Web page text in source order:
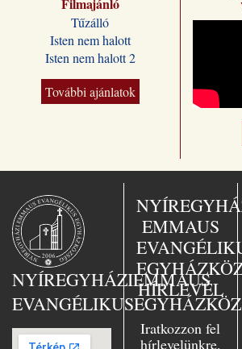
stílusukat.
Kívánjuk, hogy
Wilhelm Busch
előadássorozata
ilyen módon is
sokakat segítsen a
Jézus Krisztus
magyar kiadó
„Jézus a mi
sorsunk” – ezt
választotta Busch
lelkész az 1958-
ban Essenben
tartott nagy
evangélizáció fő
témájául. Nagy
örömmel szolgált
Essenben, mint
ifjúsági lelkész,
Tűzálló
Isten nem halott
Isten nem halott 2
További ajánlatok
NYÍREGYHÁZIEMMAUS
EVANGÉLIKUS
EMMAUS
HÍRLEVÉL
Iratkozzon fel
hírlevelünkre,